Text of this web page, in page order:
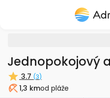
Jednopokojový
3.7 (3)
Pláž1,3 kmod pláže